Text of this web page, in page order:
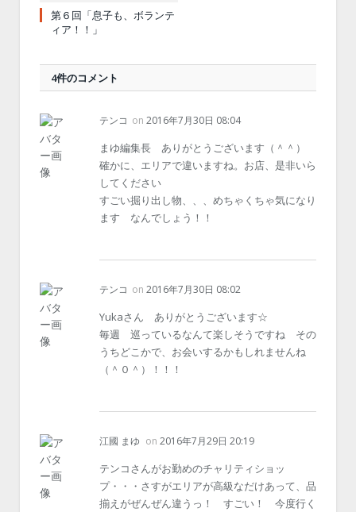
第６回「息子も、ボランテ
ィア！！」
4件のコメント
テンコ on 2016年7月30日 08:04
まゆ編集長 ありがとうございます（＾＾）
確かに、エリアで違いますね。お店、是非いら
してください
すごい掘り出し物、、、めちゃくちゃ気になり
ます なんでしょう！！
テンコ on 2016年7月30日 08:02
Yukaさん ありがとうございます☆
毎週 巡っているなんて楽しそうですね その
うちどこかで、お会いするかもしれませんね
（＾０＾）！！！
江國 まゆ on 2016年7月29日 20:19
テンコさんがお勤めのチャリティショッ
プ・・・さすがエリアが高級なだけあって、品
揃えがぜんぜん違うっ！ すごい！ 今度行く